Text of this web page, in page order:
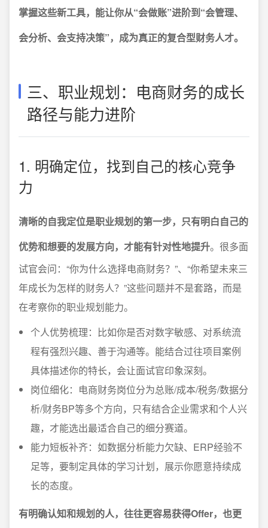
掌握这些新工具，能让你从“会做账”进阶到“会管理、
会分析、会支持决策”，成为真正的复合型财务人才。
三、职业规划：电商财务的成长
路径与能力进阶
1. 明确定位，找到自己的核心竞争
力
清晰的自我定位是职业规划的第一步，只有明白自己的
优势和想要的发展方向，才能有针对性地提升。很多面
试官会问：“你为什么选择电商财务？”、“你希望未来三
年成长为怎样的财务人？”这些问题并不是套路，而是
在考察你的职业规划能力。
个人优势梳理：比如你是否对数字敏感、对系统流
程有强烈兴趣、善于沟通等。能结合过往项目案例
具体描述你的特长，会让面试官印象深刻。
岗位细化：电商财务岗位分为总账/成本/税务/数据分
析/财务BP等多个方向，只有结合企业需求和个人兴
趣，才能选出最适合自己的细分赛道。
能力短板补齐：如数据分析能力欠缺、ERP经验不
足等，要制定具体的学习计划，展示你愿意持续成
长的态度。
有明确认知和规划的人，往往更容易获得Offer，也更